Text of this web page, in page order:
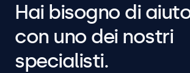
Hai bisogno di
con uno dei nostri
specialisti.